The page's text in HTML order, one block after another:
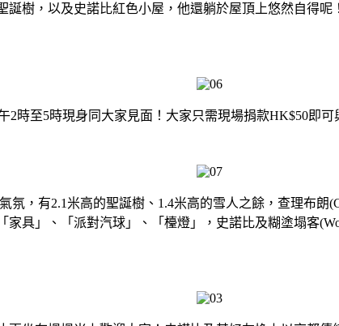
樹，以及史諾比紅色小屋，他還躺於屋頂上悠然自得
2時至5時現身同大家見面！大家只需現場捐款HK$50即
，有2.1米高的聖誕樹、1.4米高的雪人之餘，查理布朗
具」、「派對汽球」、「檯燈」，史諾比及糊塗塌客